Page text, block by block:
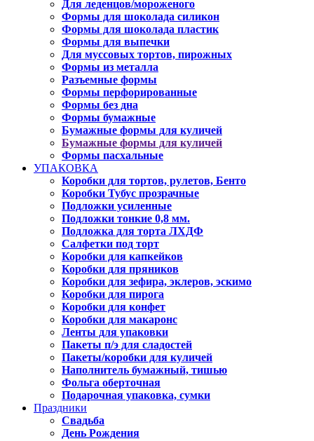
Для леденцов/мороженого
Формы для шоколада силикон
Формы для шоколада пластик
Формы для выпечки
Для муссовых тортов, пирожных
Формы из металла
Разъемные формы
Формы перфорированные
Формы без дна
Формы бумажные
Бумажные формы для куличей
Бумажные формы для куличей
Формы пасхальные
УПАКОВКА
Коробки для тортов, рулетов, Бенто
Коробки Тубус прозрачные
Подложки усиленные
Подложки тонкие 0,8 мм.
Подложка для торта ЛХДФ
Салфетки под торт
Коробки для капкейков
Коробки для пряников
Коробки для зефира, эклеров, эскимо
Коробки для пирога
Коробки для конфет
Коробки для макаронс
Ленты для упаковки
Пакеты п/э для сладостей
Пакеты/коробки для куличей
Наполнитель бумажный, тишью
Фольга оберточная
Подарочная упаковка, сумки
Праздники
Свадьба
День Рождения